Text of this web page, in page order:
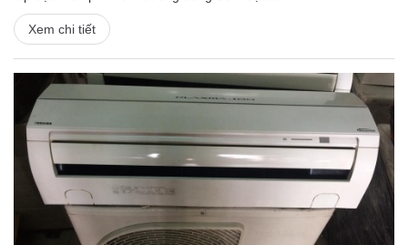
Xem chi tiết